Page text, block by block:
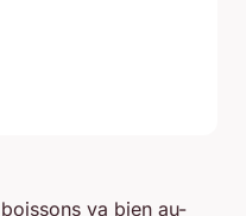
va bien au-